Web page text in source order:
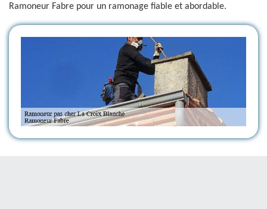
Ramoneur Fabre pour un ramonage fiable et abordable.